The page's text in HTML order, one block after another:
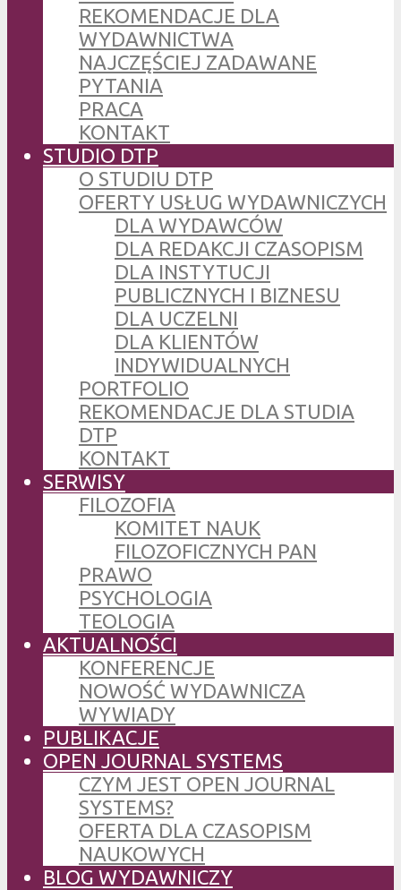
REKOMENDACJE DLA
WYDAWNICTWA
NAJCZĘŚCIEJ ZADAWANE
PYTANIA
PRACA
KONTAKT
STUDIO DTP
O STUDIU DTP
OFERTY USŁUG WYDAWNICZYCH
DLA WYDAWCÓW
DLA REDAKCJI CZASOPISM
DLA INSTYTUCJI
PUBLICZNYCH I BIZNESU
DLA UCZELNI
DLA KLIENTÓW
INDYWIDUALNYCH
PORTFOLIO
REKOMENDACJE DLA STUDIA
DTP
KONTAKT
SERWISY
FILOZOFIA
KOMITET NAUK
FILOZOFICZNYCH PAN
PRAWO
PSYCHOLOGIA
TEOLOGIA
AKTUALNOŚCI
KONFERENCJE
NOWOŚĆ WYDAWNICZA
WYWIADY
PUBLIKACJE
OPEN JOURNAL SYSTEMS
CZYM JEST OPEN JOURNAL
SYSTEMS?
OFERTA DLA CZASOPISM
NAUKOWYCH
BLOG WYDAWNICZY